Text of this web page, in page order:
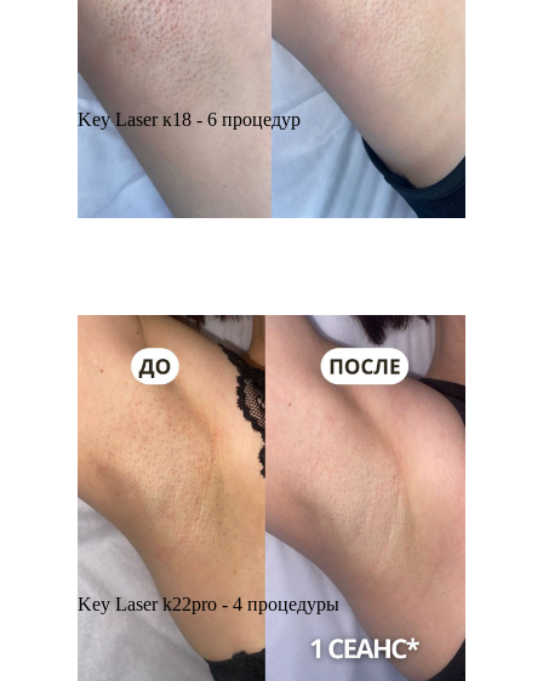
Key Laser к18 - 6 процедур
Key Laser k22pro - 4 процедуры